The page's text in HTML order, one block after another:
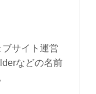
サイト運営
などの名前